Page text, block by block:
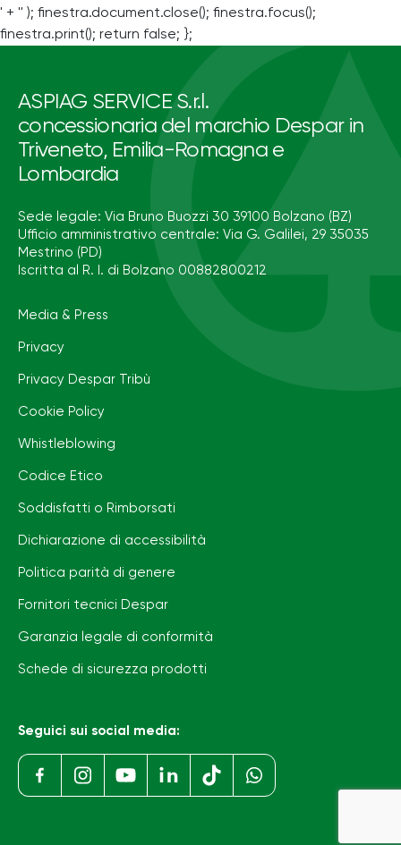
' + '' ); finestra.document.close(); finestra.focus();
finestra.print(); return false; };
ASPIAG SERVICE S.r.l.
concessionaria del marchio Despar in
Triveneto, Emilia-Romagna e
Lombardia
Sede legale: Via Bruno Buozzi 30 39100 Bolzano (BZ)
Ufficio amministrativo centrale: Via G. Galilei, 29 35035
Mestrino (PD)
Iscritta al R. I. di Bolzano 00882800212
Media & Press
Privacy
Privacy Despar Tribù
Cookie Policy
Whistleblowing
Codice Etico
Soddisfatti o Rimborsati
Dichiarazione di accessibilità
Politica parità di genere
Fornitori tecnici Despar
Garanzia legale di conformità
Schede di sicurezza prodotti
Seguici sui social media: